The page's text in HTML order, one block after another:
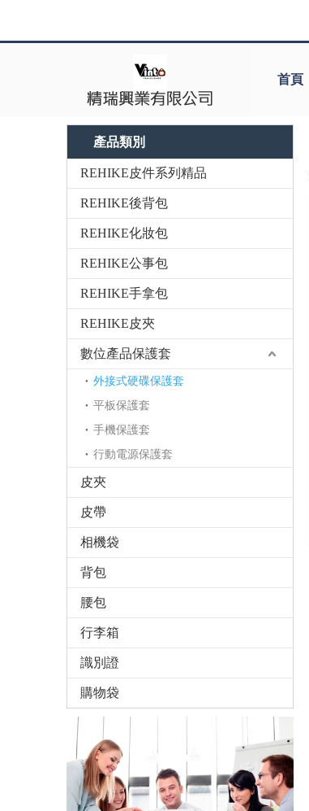
首頁
產品類別
REHIKE皮件系列精品
REHIKE後背包
REHIKE化妝包
REHIKE公事包
REHIKE手拿包
REHIKE皮夾
數位產品保護套
外接式硬碟保護套
平板保護套
手機保護套
行動電源保護套
皮夾
皮帶
相機袋
背包
腰包
行李箱
識別證
購物袋